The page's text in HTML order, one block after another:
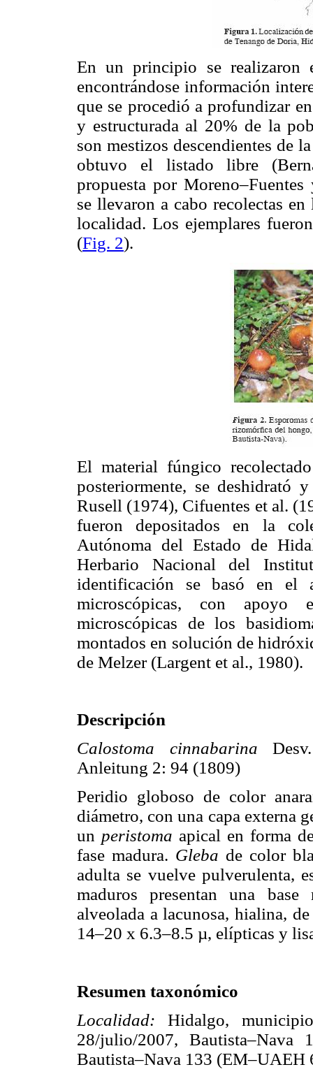
En un principio se realizaron
encontrándose información
que se procedió a profundizar
y estructurada al 20% de la
son mestizos descendientes de
obtuvo el listado libre
propuesta por
se llevaron a cabo recolectas
localidad. Los ejemplares
(Fig. 2).
El material fúngico
posteriormente, se deshidrató
Rusell (1974), Cifuentes et al.
fueron depositados en la
Autónoma del Estado de
Herbario Nacional del
identificación se basó en el
microscópicas, con apoyo
microscópicas de los
montados en solución de
de Melzer (Largent et al., 1980).
Descripción
Calostoma cinnabarina
Anleitung 2: 94 (1809)
Peridio globoso de color
diámetro, con una capa externa
un peristoma apical en forma
fase madura. Gleba de color
adulta se vuelve pulverulenta,
maduros presentan una base
alveolada a lacunosa, hialina,
14–20 x 6.3–8.5 µ, elípticas y
Resumen taxonómico
Localidad: Hidalgo,
28/julio/2007, Bautista–Nava
Bautista–Nava 133 (EM–UAEH